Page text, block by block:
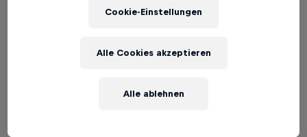
Cookie-Einstellungen
Alle ablehnen
Alle Cookies akzeptieren